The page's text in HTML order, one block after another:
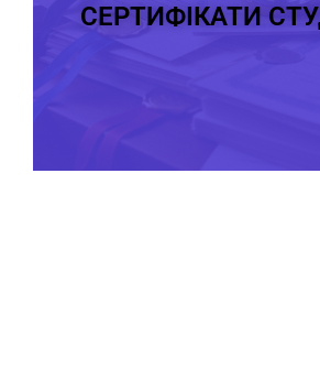
СЕРТИФІКАТИ